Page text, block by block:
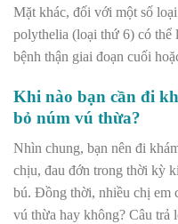
Mặt khác, đối với một số
polythelia (loại thứ 6) có thể
bệnh thận giai đoạn cuối
Khi nào bạn cần đi
bỏ núm vú thừa?
Nhìn chung, bạn nên đi
chịu, đau đớn trong thời kỳ
bú. Đồng thời, nhiều chị em
vú thừa hay không? Câu trả